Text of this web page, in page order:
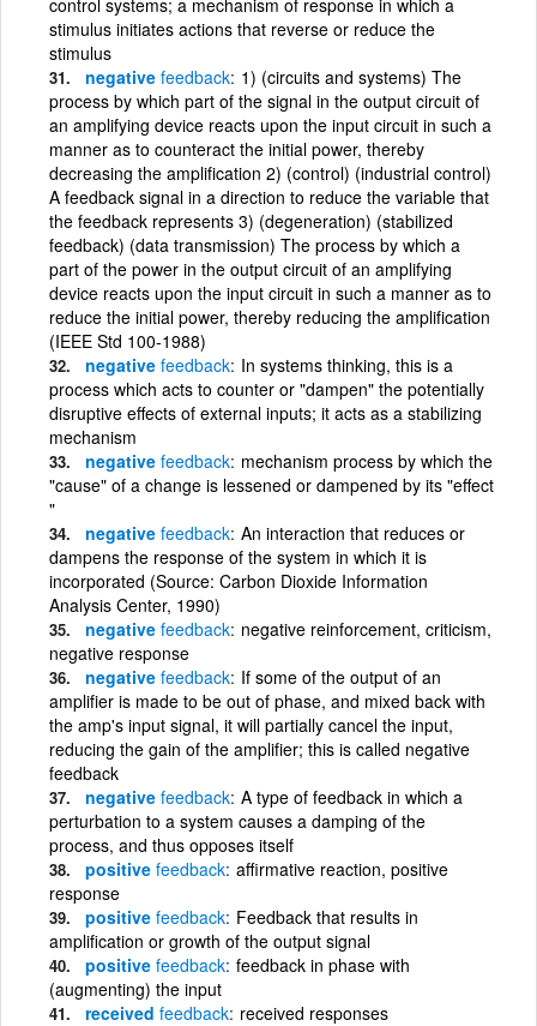
stimulus initiates actions that reverse or reduce the
stimulus
negative feedback 1) (circuits and systems) The
process by which part of the signal in the output circuit of
an amplifying device reacts upon the input circuit in such a
manner as to counteract the initial power, thereby
decreasing the amplification 2) (control) (industrial control)
A feedback signal in a direction to reduce the variable that
the feedback represents 3) (degeneration) (stabilized
feedback) (data transmission) The process by which a
part of the power in the output circuit of an amplifying
device reacts upon the input circuit in such a manner as to
reduce the initial power, thereby reducing the amplification
(IEEE Std 100-1988)
negative feedback In systems thinking, this is a
process which acts to counter or "dampen" the potentially
disruptive effects of external inputs; it acts as a stabilizing
mechanism
negative feedback mechanism process by which the
"cause" of a change is lessened or dampened by its "effect
"
negative feedback An interaction that reduces or
dampens the response of the system in which it is
incorporated (Source: Carbon Dioxide Information
Analysis Center, 1990)
negative feedback negative reinforcement, criticism,
negative response
negative feedback If some of the output of an
amplifier is made to be out of phase, and mixed back with
the amp's input signal, it will partially cancel the input,
reducing the gain of the amplifier; this is called negative
feedback
negative feedback A type of feedback in which a
perturbation to a system causes a damping of the
process, and thus opposes itself
positive feedback affirmative reaction, positive
response
positive feedback Feedback that results in
amplification or growth of the output signal
positive feedback feedback in phase with
(augmenting) the input
received feedback received responses